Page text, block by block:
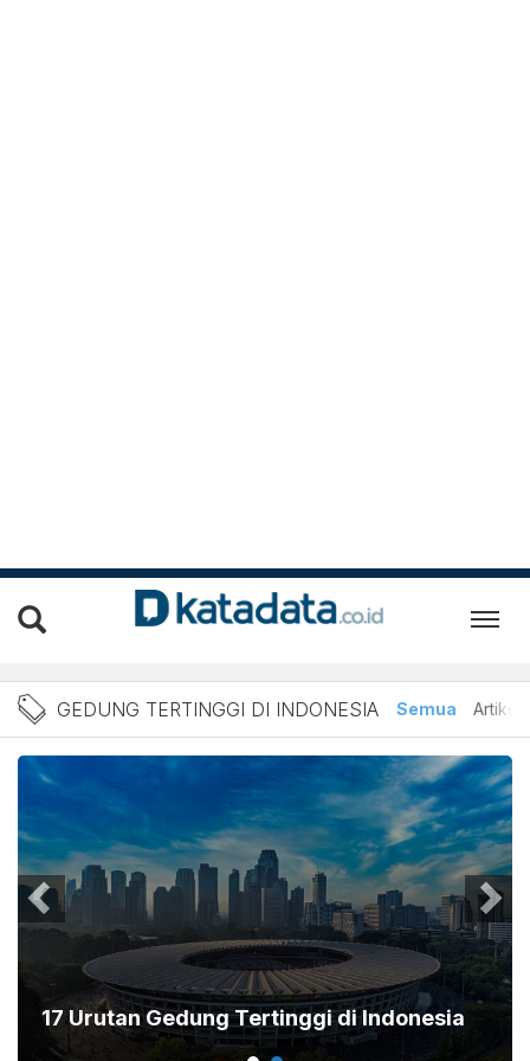
Berita Gedung Tertinggi
GEDUNG TERTINGGI DI INDONESIA Semua Artikel
17 Urutan Gedung Tertinggi di Indonesia